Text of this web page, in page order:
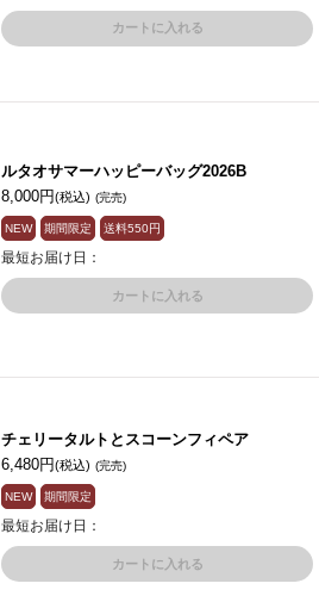
カートに入れる
ルタオサマーハッピーバッグ2026B
8,000円(税込) (完売)
NEW 期間限定 送料550円
最短お届け日：
カートに入れる
チェリータルトとスコーンフィペア
6,480円(税込) (完売)
NEW 期間限定
最短お届け日：
カートに入れる